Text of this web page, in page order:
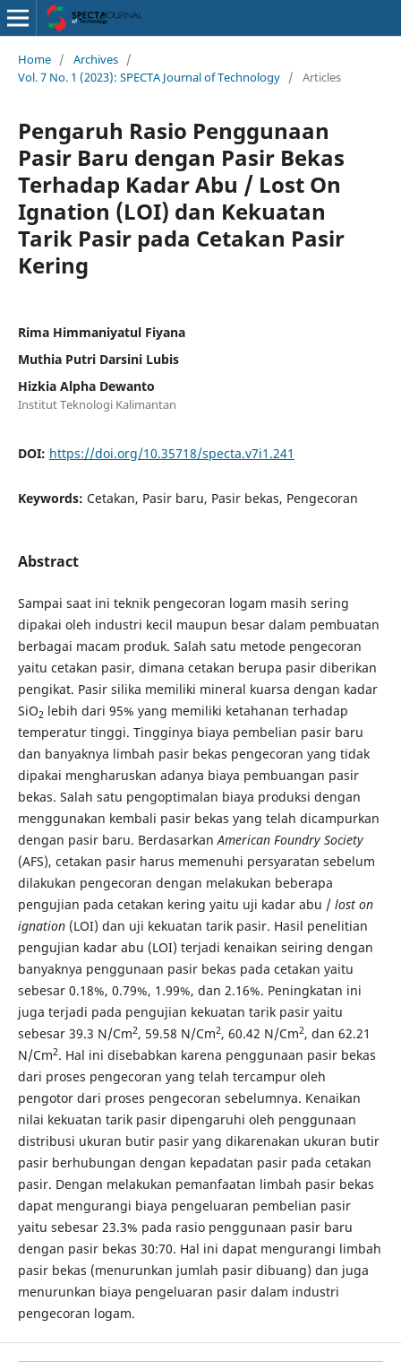
Home / Archives /
Vol. 7 No. 1 (2023): SPECTA Journal of Technology / Articles
Pengaruh Rasio Penggunaan
Pasir Baru dengan Pasir Bekas
Terhadap Kadar Abu / Lost On
Ignation (LOI) dan Kekuatan
Tarik Pasir pada Cetakan Pasir
Kering
Rima Himmaniyatul Fiyana
Muthia Putri Darsini Lubis
Hizkia Alpha Dewanto
Institut Teknologi Kalimantan
DOI: https://doi.org/10.35718/specta.v7i1.241
Keywords: Cetakan, Pasir baru, Pasir bekas, Pengecoran
Abstract
Sampai saat ini teknik pengecoran logam masih sering
dipakai oleh industri kecil maupun besar dalam pembuatan
berbagai macam produk. Salah satu metode pengecoran
yaitu cetakan pasir, dimana cetakan berupa pasir diberikan
pengikat. Pasir silika memiliki mineral kuarsa dengan kadar
SiO2 lebih dari 95% yang memiliki ketahanan terhadap
temperatur tinggi. Tingginya biaya pembelian pasir baru
dan banyaknya limbah pasir bekas pengecoran yang tidak
dipakai mengharuskan adanya biaya pembuangan pasir
bekas. Salah satu pengoptimalan biaya produksi dengan
menggunakan kembali pasir bekas yang telah dicampurkan
dengan pasir baru. BerdasarkanAmerican Foundry Society
(AFS), cetakan pasir harus memenuhi persyaratan sebelum
dilakukan pengecoran dengan melakukan beberapa
pengujian pada cetakan kering yaitu uji kadar abu / lost on
ignation (LOI) dan uji kekuatan tarik pasir. Hasil penelitian
pengujian kadar abu (LOI) terjadi kenaikan seiring dengan
banyaknya penggunaan pasir bekas pada cetakan yaitu
sebesar 0.18%, 0.79%, 1.99%, dan 2.16%. Peningkatan ini
juga terjadi pada pengujian kekuatan tarik pasir yaitu
sebesar 39.3 N/Cm2, 59.58 N/Cm2, 60.42 N/Cm2, dan 62.21
N/Cm2. Hal ini disebabkan karena penggunaan pasir bekas
dari proses pengecoran yang telah tercampur oleh
pengotor dari proses pengecoran sebelumnya. Kenaikan
nilai kekuatan tarik pasir dipengaruhi oleh penggunaan
distribusi ukuran butir pasir yang dikarenakan ukuran butir
pasir berhubungan dengan kepadatan pasir pada cetakan
pasir. Dengan melakukan pemanfaatan limbah pasir bekas
dapat mengurangi biaya pengeluaran pembelian pasir
yaitu sebesar 23.3% pada rasio penggunaan pasir baru
dengan pasir bekas 30:70. Hal ini dapat mengurangi limbah
pasir bekas (menurunkan jumlah pasir dibuang) dan juga
menurunkan biaya pengeluaran pasir dalam industri
pengecoran logam.